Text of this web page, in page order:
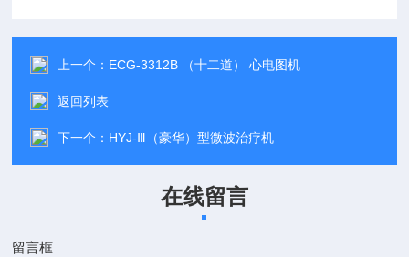
上一个： ECG-3312B （十二道） 心电图机
返回列表
下一个： HYJ-Ⅲ（豪华）型微波治疗机
在线留言
留言框